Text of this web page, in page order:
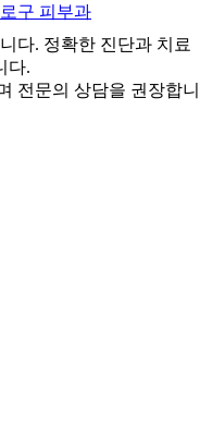
구 피부과
다. 정확한 진단과 치료
다.
전문의 상담을 권장합니